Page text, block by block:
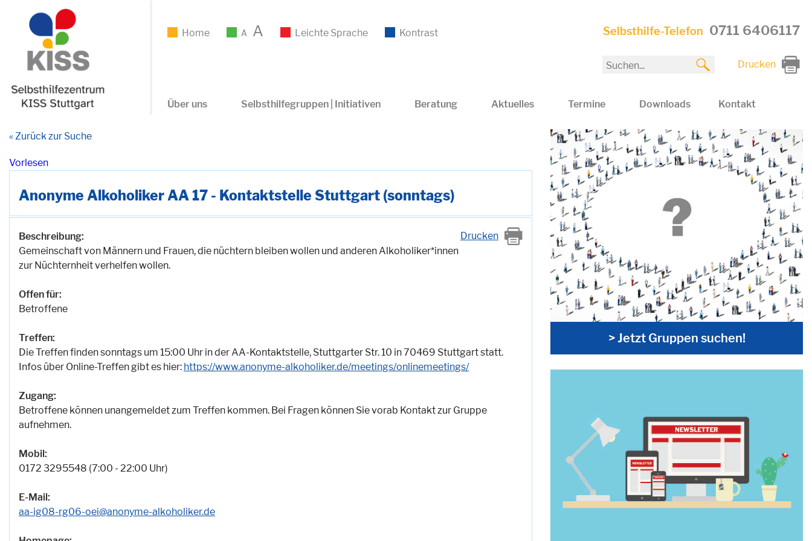
Home A A Leichte Sprache Kontrast Selbsthilfe-Telefon 0711 6406117
Drucken
Über uns Selbsthilfegruppen | Initiativen Beratung Aktuelles Termine Downloads Kontakt
« Zurück zur Suche
Vorlesen
Anonyme Alkoholiker AA 17 - Kontaktstelle Stuttgart (sonntags)
Drucken
Beschreibung:
Gemeinschaft von Männern und Frauen, die nüchtern bleiben wollen und anderen Alkoholiker*innen
zur Nüchternheit verhelfen wollen.
Offen für:
Betroffene
Treffen:
Die Treffen finden sonntags um 15:00 Uhr in der AA-Kontaktstelle, Stuttgarter Str. 10 in 70469 Stuttgart statt.
Infos über Online-Treffen gibt es hier: https://www.anonyme-alkoholiker.de/meetings/onlinemeetings/
Zugang:
Betroffene können unangemeldet zum Treffen kommen. Bei Fragen können Sie vorab Kontakt zur Gruppe
aufnehmen.
Mobil:
0172 3295548 (7:00 - 22:00 Uhr)
E-Mail:
aa-ig08-rg06-oei@anonyme-alkoholiker.de
> Jetzt Gruppen suchen!